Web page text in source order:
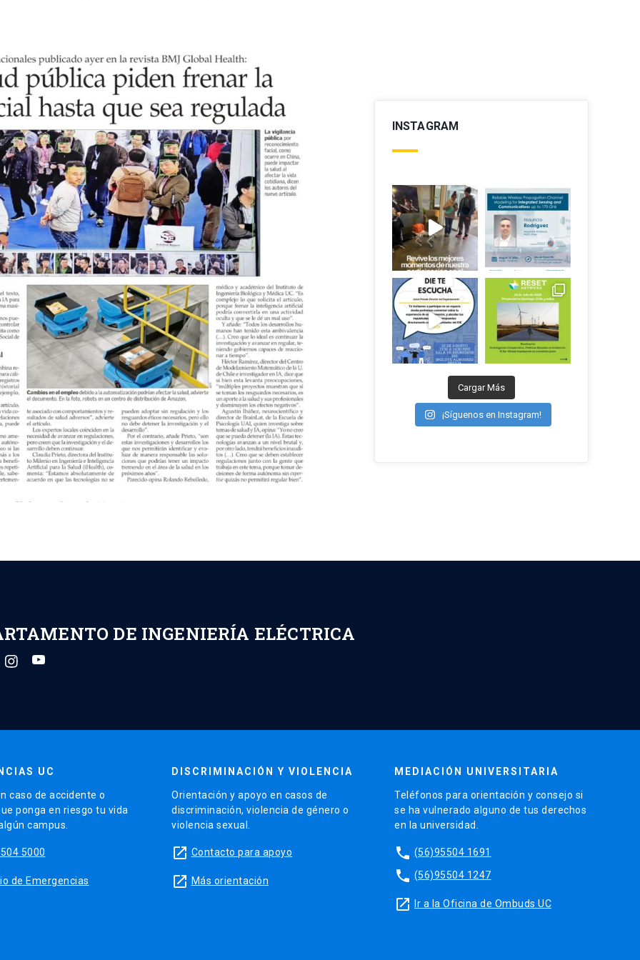
INSTAGRAM
Cargar Más
¡Síguenos en Instagram!
DE INGENIERÍA ELÉCTRICA
UC
caso de accidente o
ponga en riesgo tu vida
campus.
5000
de Emergencias
DISCRIMINACIÓN Y VIOLENCIA
Orientación y apoyo en casos de
discriminación, violencia de género o
violencia sexual.
launch Contacto para apoyo
launch Más orientación
MEDIACIÓN UNIVERSITARIA
Teléfonos para orientación y consejo si
se ha vulnerado alguno de tus derechos
en la universidad.
phone (56)95504 1691
phone (56)95504 1247
launch Ir a la Oficina de Ombuds UC